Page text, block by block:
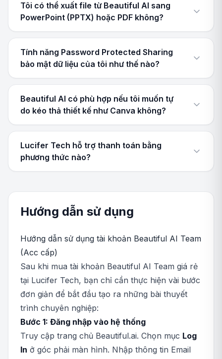
Tôi có thể xuất file từ Beautiful AI sang
PowerPoint (PPTX) hoặc PDF không?
Tính năng Password Protected Sharing
bảo mật dữ liệu của tôi như thế nào?
Beautiful AI có phù hợp nếu tôi muốn tự
do kéo thả thiết kế như Canva không?
Lucifer Tech hỗ trợ thanh toán bằng
phương thức nào?
Hướng dẫn sử dụng
Hướng dẫn sử dụng tài khoản Beautiful AI Team
(Acc cấp)
Sau khi mua tài khoản Beautiful AI Team giá rẻ
tại Lucifer Tech, bạn chỉ cần thực hiện vài bước
đơn giản để bắt đầu tạo ra những bài thuyết
trình chuyên nghiệp:
Bước 1: Đăng nhập vào hệ thống
Truy cập trang chủ Beautiful.ai. Chọn mục Log
In ở góc phải màn hình. Nhập thông tin Email